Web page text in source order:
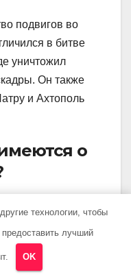
подвигов во
в битве
уничтожил
Он также
и Ахтополь
о
писем,
и
технологии, чтобы
лучший
OK